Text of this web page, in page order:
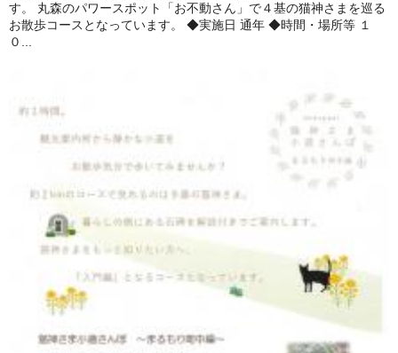
す。 丸森のパワースポット「お不動さん」で４基の猫神さまを巡る
お散歩コースとなっています。 ◆実施日 通年 ◆時間・場所等 １
０...